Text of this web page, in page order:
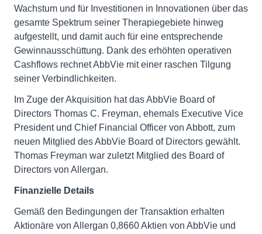
Wachstum und für Investitionen in Innovationen über das
gesamte Spektrum seiner Therapiegebiete hinweg
aufgestellt, und damit auch für eine entsprechende
Gewinnausschüttung. Dank des erhöhten operativen
Cashflows rechnet AbbVie mit einer raschen Tilgung
seiner Verbindlichkeiten.
Im Zuge der Akquisition hat das AbbVie Board of
Directors Thomas C. Freyman, ehemals Executive Vice
President und Chief Financial Officer von Abbott, zum
neuen Mitglied des AbbVie Board of Directors gewählt.
Thomas Freyman war zuletzt Mitglied des Board of
Directors von Allergan.
Finanzielle Details
Gemäß den Bedingungen der Transaktion erhalten
Aktionäre von Allergan 0,8660 Aktien von AbbVie und